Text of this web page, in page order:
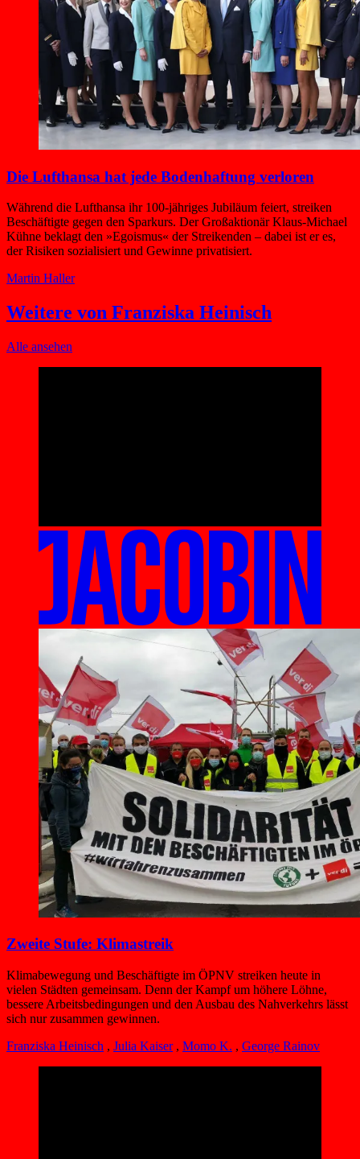
Die Lufthansa hat jede Bodenhaftung verloren
Während die Lufthansa ihr 100-jähriges Jubiläum feiert, streiken
Beschäftigte gegen den Sparkurs. Der Großaktionär Klaus-Michael
Kühne beklagt den »Egoismus« der Streikenden – dabei ist er es,
der Risiken sozialisiert und Gewinne privatisiert.
Martin Haller
Weitere von Franziska Heinisch
Alle ansehen
Zweite Stufe: Klimastreik
Klimabewegung und Beschäftigte im ÖPNV streiken heute in
vielen Städten gemeinsam. Denn der Kampf um höhere Löhne,
bessere Arbeitsbedingungen und den Ausbau des Nahverkehrs lässt
sich nur zusammen gewinnen.
Franziska Heinisch , Julia Kaiser , Momo K. , George Rainov